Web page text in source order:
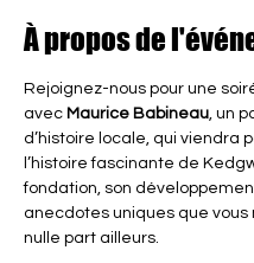
À propos de
Rejoignez-nous pour une
avec Maurice Babineau, un
d’histoire locale, qui viendra
l’histoire fascinante de
fondation, son
anecdotes uniques que vous
nulle part ailleurs.